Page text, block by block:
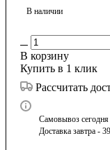
В наличии
В корзину
Купить в 1 клик
Рассчитать
Самовывоз сегодня
Доставка завтра -